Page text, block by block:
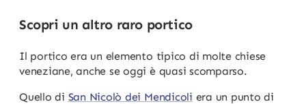
Scopri un altro raro portico
Il portico era un elemento tipico di molte chiese
veneziane, anche se oggi è quasi scomparso.
Quello di San Nicolò dei Mendicoli era un punto di